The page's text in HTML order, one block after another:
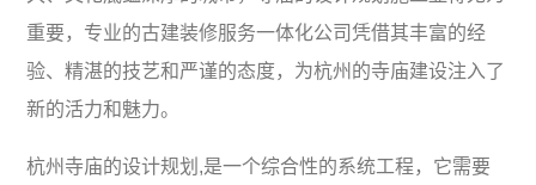
重要，专业的古建装修服务一体化公司凭借其丰富的经
验、精湛的技艺和严谨的态度，为杭州的寺庙建设注入了
新的活力和魅力。
杭州寺庙的设计规划,是一个综合性的系统工程，它需要